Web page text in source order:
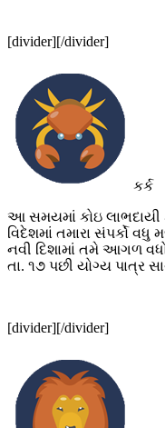
[divider][/divider]
કર્ક
આ સમયમાં કોઇ
વિદેશમાં તમારા સંપર્કો
નવી દિશામાં તમે આગળ
તા. ૧૭ પછી યોગ્ય પાત્ર
[divider][/divider]